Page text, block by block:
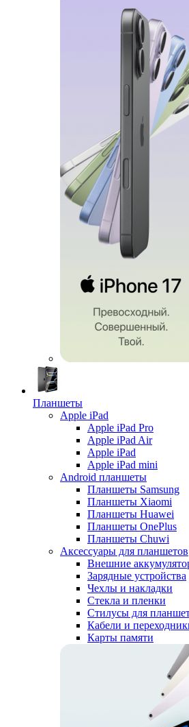
Планшеты
Apple iPad
Apple iPad Pro
Apple iPad Air
Apple iPad
Apple iPad mini
Android планшеты
Планшеты Samsung
Планшеты Xiaomi
Планшеты Huawei
Планшеты OnePlus
Планшеты Chuwi
Аксессуары для планшетов
Внешние
Зарядные устройства
Чехлы и накладки
Стекла и пленки
Стилусы для
Кабели и
Карты памяти